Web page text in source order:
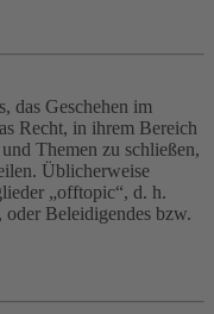
das Geschehen im
Recht, in ihrem Bereich
Themen zu schließen,
Üblicherweise
„offtopic“, d. h.
oder Beleidigendes bzw.